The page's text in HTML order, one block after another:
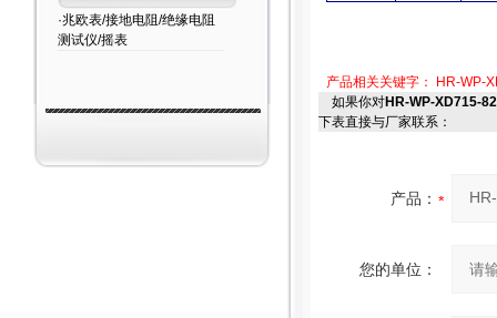
·兆欧表/接地电阻/绝缘电阻
测试仪/摇表
产品相关关键字：
HR-WP-
如果你对HR-WP-XD715-
下表直接与厂家联系：
产品：
您的单位：